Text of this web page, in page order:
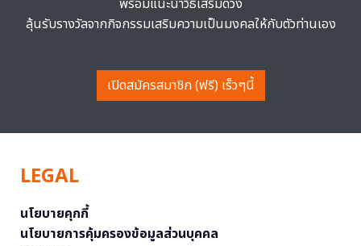
พร้อมแนะนำวิธีเสริมดวง
ลุ้นรับรางวัลจากกิจกรรมเสริมความเป็นมงคลให้กับตัวท่านเอง
เปิดสมัครสมาชิก (ฟรี) เร็วๆนี้
LEGAL
นโยบายคุกกี้
นโยบายการคุ้มครองข้อมูลส่วนบุคคล